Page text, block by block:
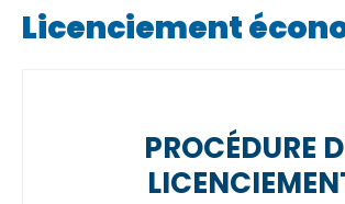
Licenciement
PROCÉDURE